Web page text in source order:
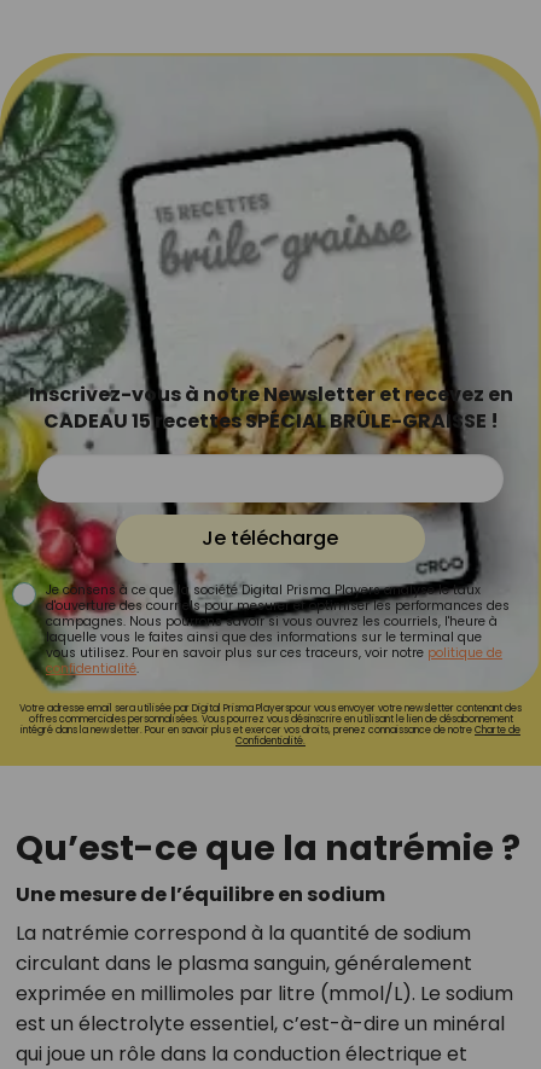
Inscrivez-vous à notre Newsletter et recevez en
CADEAU 15 recettes SPÉCIAL BRÛLE-GRAISSE !
Je télécharge
Je consens à ce que la société Digital Prisma Players analyse le taux
d'ouverture des courriels pour mesurer et optimiser les performances des
campagnes. Nous pourrons savoir si vous ouvrez les courriels, l'heure à
laquelle vous le faites ainsi que des informations sur le terminal que
vous utilisez. Pour en savoir plus sur ces traceurs, voir notre politique de
confidentialité.
Votre adresse email sera utilisée par Digital Prisma Playerspour vous envoyer votre newsletter contenant des
offres commerciales personnalisées. Vous pourrez vous désinscrire en utilisant le lien de désabonnement
intégré dans la newsletter. Pour en savoir plus et exercer vos droits, prenez connaissance de notreCharte de
Confidentialité.
Qu’est-ce que la natrémie ?
Une mesure de l’équilibre en sodium
La natrémie correspond à la quantité de sodium
circulant dans le plasma sanguin, généralement
exprimée en millimoles par litre (mmol/L). Le sodium
est un électrolyte essentiel, c’est-à-dire un minéral
qui joue un rôle dans la conduction électrique et